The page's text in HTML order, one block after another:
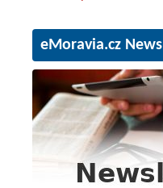
eMoravia.cz News